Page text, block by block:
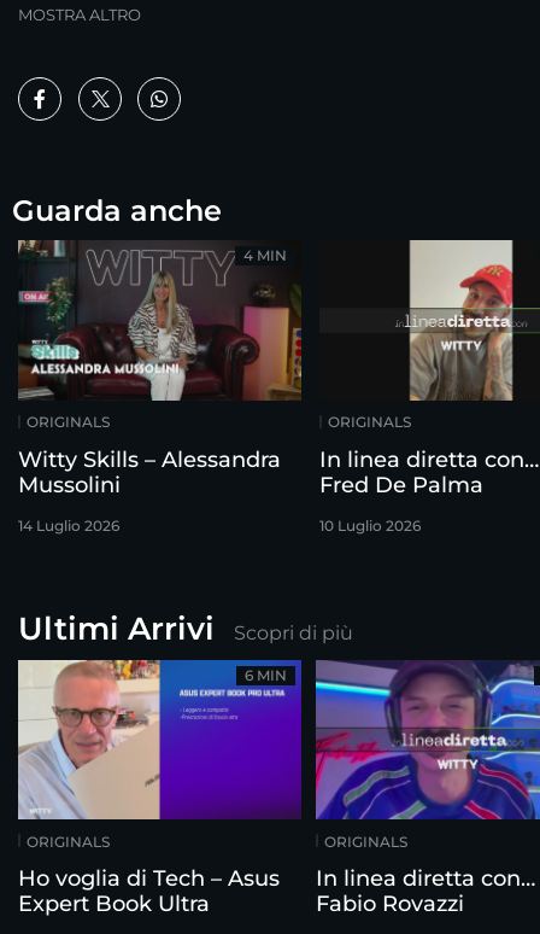
MOSTRA ALTRO
Guarda anche
ORIGINALS
Witty Skills – Alessandra
Mussolini
14 Luglio 2026
4 MIN
ORIGINALS
In linea diretta con…
Fred De Palma
10 Luglio 2026
Ultimi Arrivi Scopri di più
ORIGINALS
Ho voglia di Tech – Asus
Expert Book Ultra
6 MIN
ORIGINALS
In linea diretta con…
Fabio Rovazzi